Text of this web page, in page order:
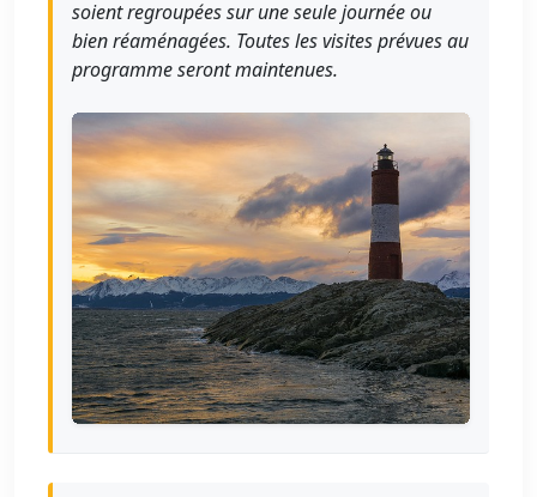
soient regroupées sur une seule journée ou
bien réaménagées. Toutes les visites prévues au
programme seront maintenues.